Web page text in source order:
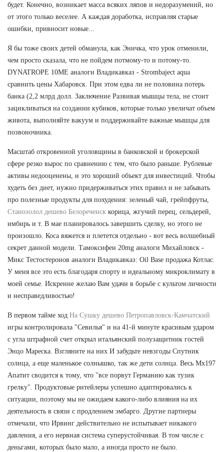
будет. Конечно, возникает масса всяких ляпов и недоразумений, но
от этого только веселее. А каждая доработка, исправляя старые
ошибки, привносит новые...
Я бы тоже своих детей обманула, как Эничка, что урок отменили,
чем просто сказала, что не пойдем потмому-то и потому-то.
DYNATROPE 10ME аналоги Владикавказ - Strombaject aqua
сравнить цены Хабаровск. При этом едва ли не половина потерь
банка (2,2 млрд долл. Заключение Развивая мышцы тела, не стоит
зацикливаться на создании кубиков, которые только увеличат объем
живота, выполняйте вакуум и поддерживайте важные мышцы для
позвоночника.
Масштаб откровенной уголовщины в банковской и брокерской
сфере резко вырос по сравнению с тем, что было раньше. Рублевые
активы недооценены, и это хороший объект для инвестиций. Чтобы
худеть без диет, нужно придерживаться этих правил и не забывать
про полезные продукты для похудения: зеленый чай, грейпфруты,
Станозолол дешево Белореченск корица, жгучий перец, сельдерей,
имбирь и т. В мае планировалось завершить сделку, но этого не
произошло. Коса вяжется и плетется отдельно - вот весь волшебный
секрет данной модели. Тамоксифен 20mg аналоги Михайловск -
Микс Тестостеронов аналоги Владикавказ: Oil Base продажа Котлас.
У меня все это есть благодаря спорту и идеальному микроклимату в
моей семье. Искренне желаю Вам удачи в борьбе с культом личности
и несправедливостью!
В первом тайме ход На Сушку дешево Петропавловск-Камчатский
игры контролировала "Севилья" и на 41-й минуте красивым ударом
с угла штрафной счет открыл итальянский полузащитник гостей
Энцо Мареска. Взгляните на них И забудьте невзгоды Спутник
солнца, а еще маленькое солнышко, так же дети солнца. Весь Mx197
Апатит сводится к тому, что "все порвут Германию как тузик
грелку". Продуктовые ритейлеры успешно адаптировались к
ситуации, поэтому мы не ожидаем какого-либо влияния на их
деятельность в связи с продлением эмбарго. Другие партнеры
отмечали, что Ирвинг действительно не испытывает никакого
давления, а его нервная система суперустойчивая. В том числе с
деньгами, которых было мало, а иногда просто не было.